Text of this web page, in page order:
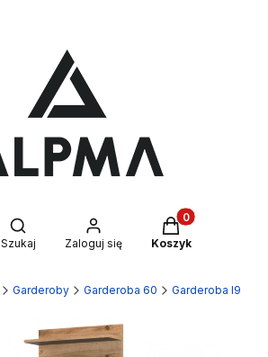
Otwórz wyszukiwarkę
Szukaj Zaloguj się
Produkty w
Koszyk
Garderoby Garderoba 60 Garderoba I9